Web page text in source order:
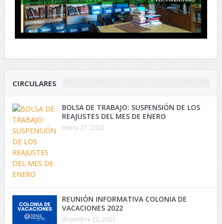
CIRCULARES
BOLSA DE TRABAJO: SUSPENSIÓN DE LOS
REAJUSTES DEL MES DE ENERO
enero 27, 2022
REUNIÓN INFORMATIVA COLONIA DE
VACACIONES 2022
diciembre 22, 2021